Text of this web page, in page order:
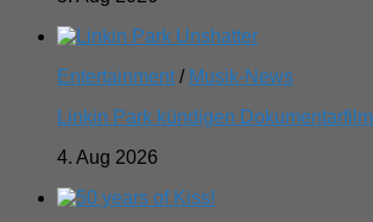
Entertainment / Musik-News
Linkin Park kündigen Dokumentarfilm
4. Aug 2026